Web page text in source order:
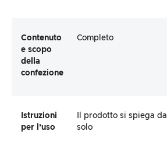
Contenuto
e scopo
della
confezione
Completo
Istruzioni
per l’uso
Il prodotto si spiega da
solo